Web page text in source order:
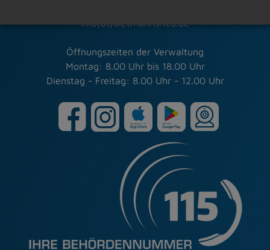
info(at)dietmannsried.de
Öffnungszeiten der Verwaltung
Montag: 8.00 Uhr bis 18.00 Uhr
Dienstag - Freitag: 8.00 Uhr - 12.00 Uhr